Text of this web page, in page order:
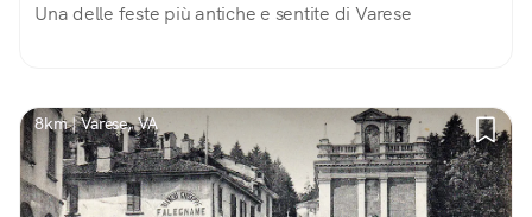
Una delle feste più antiche e sentite di Varese
8km | Varese, VA